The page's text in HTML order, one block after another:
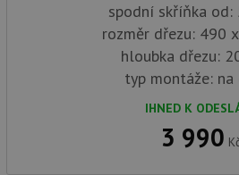
spodní skříňka od:
rozměr dřezu: 490
hloubka dřezu:
typ montáže: na
IHNED K
3 990